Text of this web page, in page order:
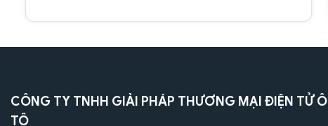
CÔNG TY TNHH GIẢI PHÁP THƯƠNG MẠI ĐIỆN TỬ Ô
TÔ